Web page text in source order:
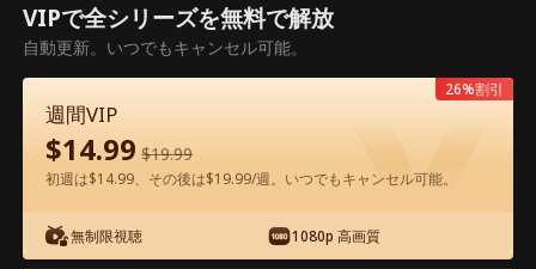
こちらは有料のエピソードです。視
聴いただくには解放が必要です。
60今すぐ解放
アプリ内で無料視聴可能
VIPで全シリーズを無料で解放
自動更新。いつでもキャンセル可能。
週間VIP
$14.99 $19.99
初週は$14.99、その後は$19.99/週。いつでもキャンセル可能。
無制限視聴 1080p 高画質
26%割引